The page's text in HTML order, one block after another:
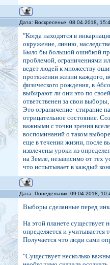
Дата: Воскресенье, 08.04.2018,
"Когда находятся в
окружение, линию,
Было бы большой ошибкой
проблемой, ограничениями
ведет людей к множеству
протяжении жизни каждого,
физического рождения, в
выбирают ли они это по
ответственен за свои
Это ограничение- стирание
отрицательное состояние.
важными с точки зрения
воспоминаний о таком
еще в течении жизни, после
извлечены уроки из
на Земле, независимо от тех
что испытывает в каждый
Дата: Понедельник, 09.04.2018,
Выборы сделанные перед
На этой планете существует
определяется и учитывается
Получается что люди сами
"Существует несколько